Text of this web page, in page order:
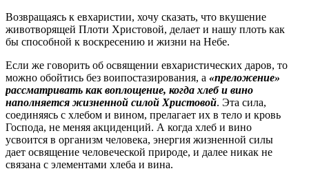
Возвращаясь к евхаристии, хочу сказать, что вкушение
животворящей Плоти Христовой, делает и нашу плоть как
бы способной к воскресению и жизни на Небе.
Если же говорить об освящении евхаристических даров, то
можно обойтись без воипостазирования, а «преложение»
рассматривать как воплощение, когда хлеб и вино
наполняется жизненной силой Христовой. Эта сила,
соединяясь с хлебом и вином, прелагает их в тело и кровь
Господа, не меняя акциденций. А когда хлеб и вино
усвоится в организм человека, энергия жизненной силы
дает освящение человеческой природе, и далее никак не
связана с элементами хлеба и вина.